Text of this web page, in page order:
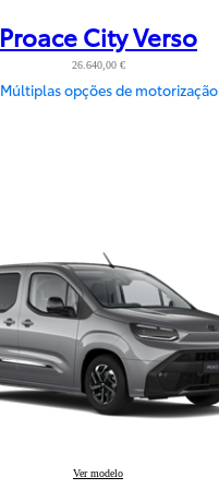
Proace City Verso
26.640,00 €
Múltiplas opções de motorização
Proace City Verso
Ver modelo